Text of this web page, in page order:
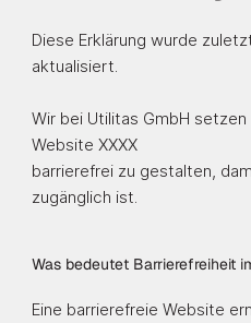
Diese Erklärung wurde
aktualisiert.
Wir bei Utilitas GmbH
Website XXXX
barrierefrei zu gestalten,
zugänglich ist.
Was bedeutet Barrierefreiheit
Eine barrierefreie Website